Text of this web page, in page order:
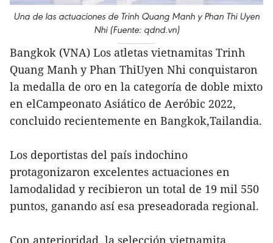
Una de las actuaciones de Trinh Quang Manh y Phan Thi Uyen
Nhi (Fuente: qdnd.vn)
Bangkok (VNA) Los atletas vietnamitas Trinh
Quang Manh y Phan ThiUyen Nhi conquistaron
la medalla de oro en la categoría de doble mixto
en elCampeonato Asiático de Aeróbic 2022,
concluido recientemente en Bangkok,Tailandia.
Los deportistas del país indochino
protagonizaron excelentes actuaciones en
lamodalidad y recibieron un total de 19 mil 550
puntos, ganando así esa preseadorada regional.
Con anterioridad, la selección vietnamita